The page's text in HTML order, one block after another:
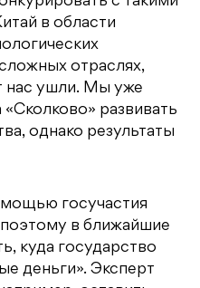
в области
отраслях,
нас ушли. Мы уже
развивать
однако результаты
госучастия
поэтому в ближайшие
куда государство
деньги». Эксперт